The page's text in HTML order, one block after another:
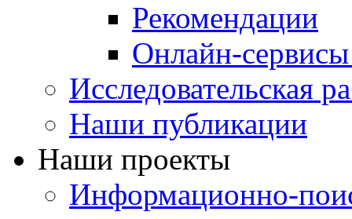
Рекомендации
Онлайн-сервисы
Исследовательская
Наши публикации
Наши проекты
Информационно-